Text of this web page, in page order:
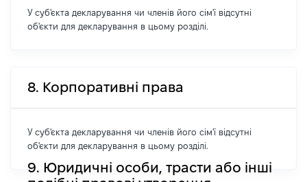
У суб'єкта декларування чи членів його сім'ї відсутні
об'єкти для декларування в цьому розділі.
8. Корпоративні права
У суб'єкта декларування чи членів його сім'ї відсутні
об'єкти для декларування в цьому розділі.
9. Юридичні особи, трасти або інші